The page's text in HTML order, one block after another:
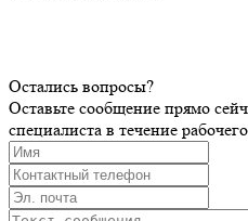
Остались вопросы?
Оставьте сообщение прямо
специалиста в течение